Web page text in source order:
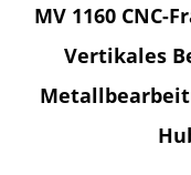
MV 1160 CNC-
Vertikales